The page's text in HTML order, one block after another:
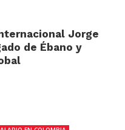
Jorge
de Ébano y